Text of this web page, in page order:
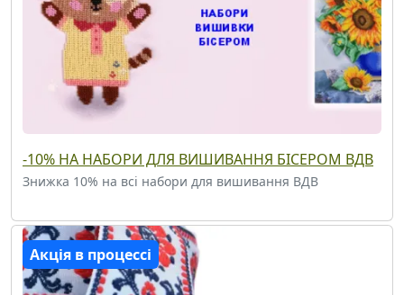
-10% НА НАБОРИ ДЛЯ ВИШИВАННЯ БІСЕРОМ ВДВ
Знижка 10% на всі набори для вишивання ВДВ
Акція в процессі